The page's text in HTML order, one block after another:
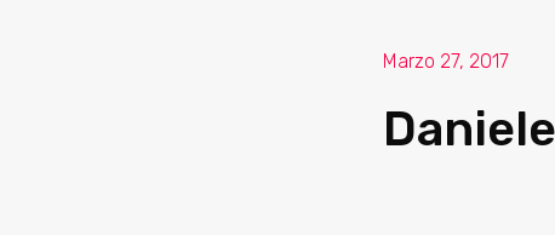
Marzo 27, 2017